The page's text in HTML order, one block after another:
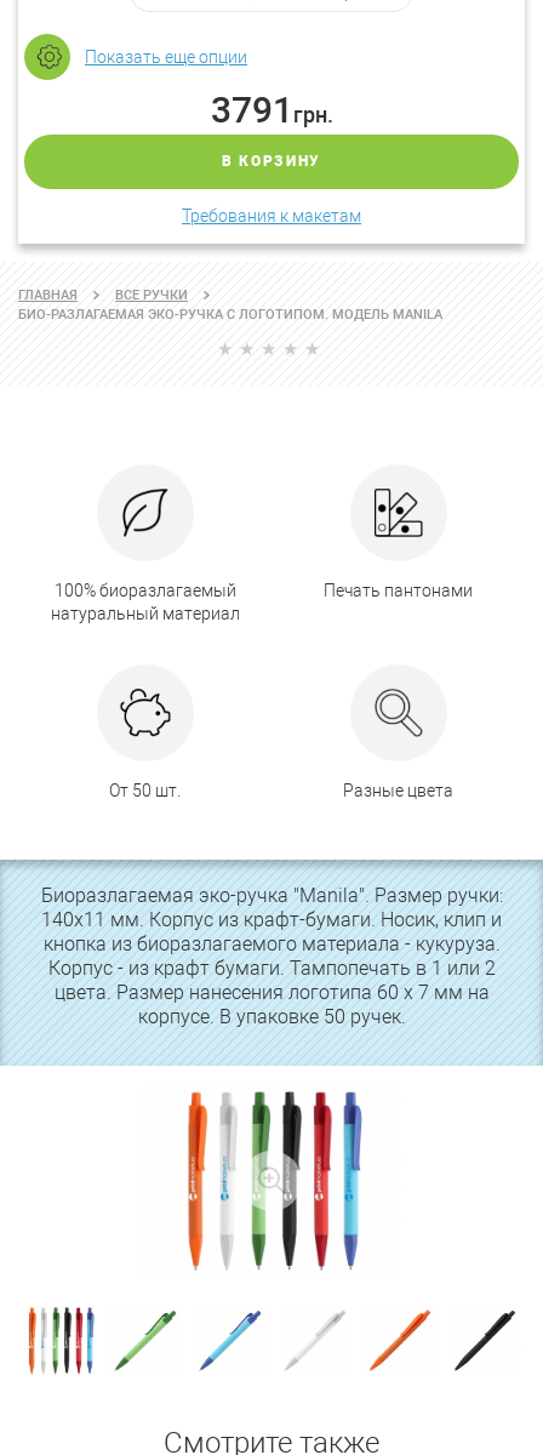
Показать еще опции
3791 грн.
В КОРЗИНУ
Требования к макетам
ГЛАВНАЯ
ВСЕ РУЧКИ
БИО-РАЗЛАГАЕМАЯ ЭКО-РУЧКА С ЛОГОТИПОМ. МОДЕЛЬ MANILA
100% биоразлагаемый
натуральный материал
Печать пантонами
От 50 шт. Разные цвета
Биоразлагаемая эко-ручка "Manila". Размер ручки:
140х11 мм. Корпус из крафт-бумаги. Носик, клип и
кнопка из биоразлагаемого материала - кукуруза.
Корпус - из крафт бумаги. Тампопечать в 1 или 2
цвета. Размер нанесения логотипа 60 х 7 мм на
корпусе. В упаковке 50 ручек.
Смотрите также